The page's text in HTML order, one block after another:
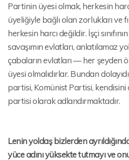
Partinin üyesi olmak, herkesin
üyeliğiyle bağlı olan zorlukları ve
herkesin harcı değildir. İşçi
savaşımın evlatları, anlatılamaz
çabaların evlatları — her şeyden
üyesi olmalıdırlar. Bundan
partisi, Komünist Partisi, kendisini
partisi olarak adlandırmaktadır.
Lenin yoldaş bizlerden
yüce adını yüksekte tutmayı ve